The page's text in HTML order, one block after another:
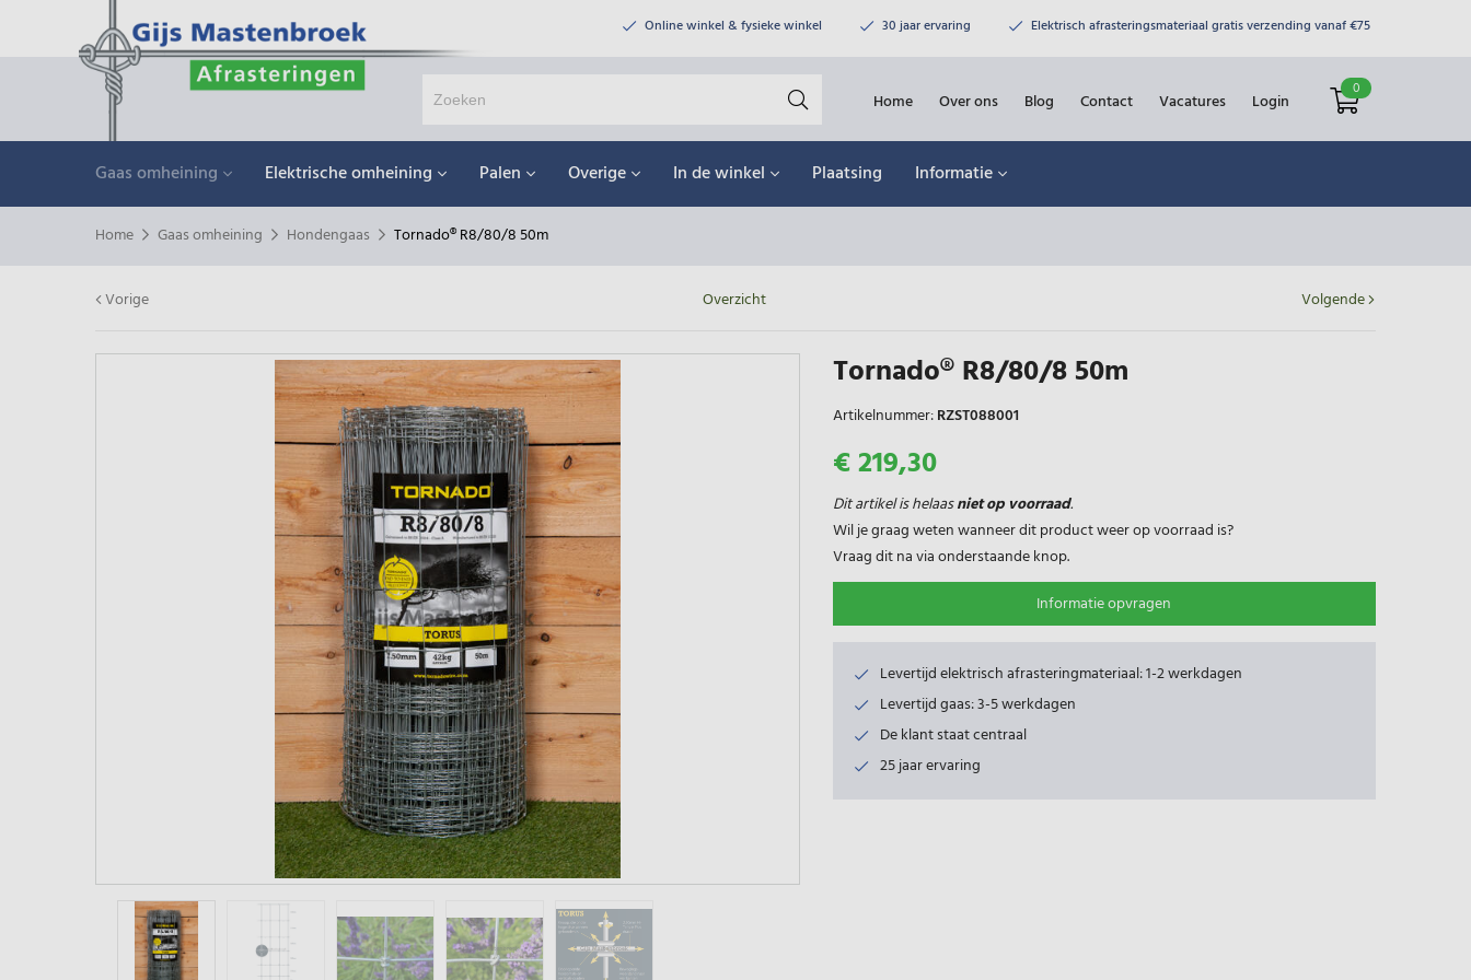
Online winkel & fysieke winkel 30 jaar ervaring Elektrisch afrasteringsmateriaal gratis verzending vanaf €75
0
Login
Home Over ons Blog Contact Vacatures
Gaas omheining Elektrische omheining Palen Overige In de winkel Plaatsing Informatie
Home Gaas omheining Hondengaas Tornado® R8/80/8 50m
Vorige Overzicht Volgende
Tornado® R8/80/8 50m
Artikelnummer:RZST088001
€ 219,30
Dit artikel is helaasniet op voorraad.
Wil je graag weten wanneer dit product weer op voorraad is?
Vraag dit na via onderstaande knop.
Informatie opvragen
Levertijd elektrisch afrasteringmateriaal: 1-2 werkdagen
Levertijd gaas: 3-5 werkdagen
De klant staat centraal
25 jaar ervaring